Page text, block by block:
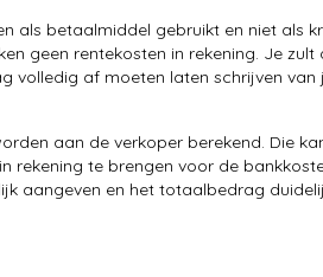
als betaalmiddel gebruikt en niet als
geen rentekosten in rekening. Je zult
volledig af moeten laten schrijven van
aan de verkoper berekend. Die
rekening te brengen voor de
aangeven en het totaalbedrag